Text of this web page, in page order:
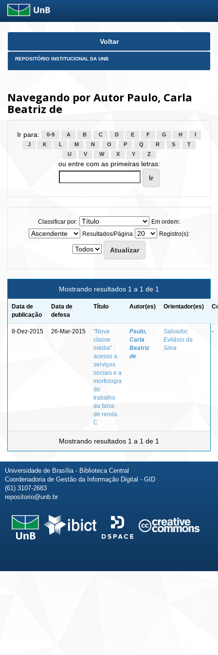
Skip
Voltar
REPOSITÓRIO INSTITUCIONAL DA UNB
Navegando por Autor Paulo, Carla
Beatriz de
Ir para: 0-9 A B C D E F G H
J
K L M N O P Q R S
T
U
V W X Y Z
ou entre com as primeiras letras:
Classificar por:
Em ordem:
Resultados/Página
Registro(s):
Mostrando resultados 1 a 1 de 1
Data de
publicação
Data de
defesa
Título Autor(es) Orientador(es)
8-Dez-2015 26-Mar-2015
“Nova
classe
média” :
acesso a
serviços
sociais e a
morfologia
do
trabalho
da faixa
de renda
C
Paulo,
Carla
Beatriz
de
Salvador,
Evilásio da
Silva
-
Mostrando resultados 1 a 1 de 1
Universidade de Brasília - Biblioteca Central
Coordenadoria de Gestão da Informação Digital - GID
(61) 3107-2683
repositorio@unb.br